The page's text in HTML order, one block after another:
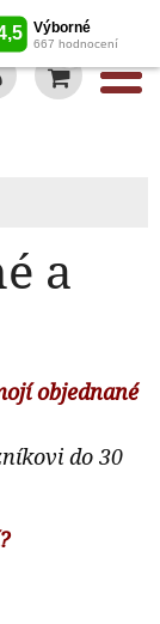
a
objednané
do 30